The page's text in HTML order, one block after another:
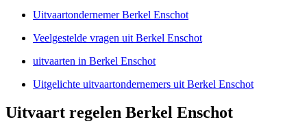
Uitvaartondernemer Berkel Enschot
Veelgestelde vragen uit Berkel Enschot
uitvaarten in Berkel Enschot
Uitgelichte uitvaartondernemers uit Berkel Enschot
Uitvaart regelen Berkel Enschot